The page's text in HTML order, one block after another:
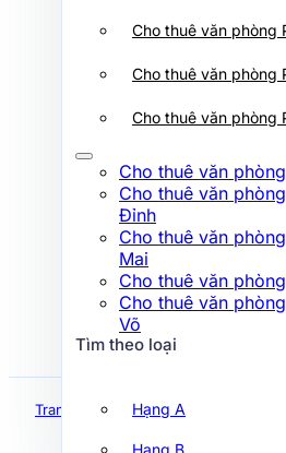
Cho thuê văn
Cho thuê văn
Võ
Hạng A
Hạng B
Hạng C
Hạng D
Tìm theo đường
Cho thuê văn phòng
Cho thuê văn phòng
Cho thuê văn phòng
Cho thuê văn
Cho thuê văn
Đỉnh
Cho thuê văn
Mai
Cho thuê văn
Cho thuê văn
Võ
Tìm theo loại
Hạng A
Hạng B
Trang chủ Cogo Lương Yên